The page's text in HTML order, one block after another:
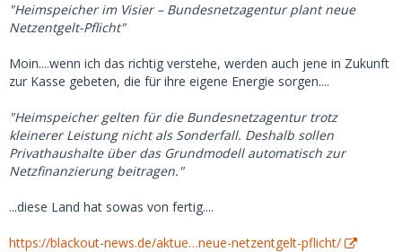
"Heimspeicher im Visier – Bundesnetzagentur plant neue
Netzentgelt-Pflicht"
Moin....wenn ich das richtig verstehe, werden auch jene in Zukunft
zur Kasse gebeten, die für ihre eigene Energie sorgen....
"Heimspeicher gelten für die Bundesnetzagentur trotz
kleinerer Leistung nicht als Sonderfall. Deshalb sollen
Privathaushalte über das Grundmodell automatisch zur
Netzfinanzierung beitragen."
...diese Land hat sowas von fertig....
https://blackout-news.de/aktue…neue-netzentgelt-pflicht/